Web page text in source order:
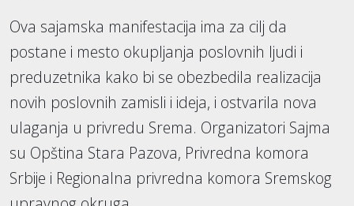
Ova sajamska manifestacija ima za cilj da
postane i mesto okupljanja poslovnih ljudi i
preduzetnika kako bi se obezbedila realizacija
novih poslovnih zamisli i ideja, i ostvarila nova
ulaganja u privredu Srema. Organizatori Sajma
su Opština Stara Pazova, Privredna komora
Srbije i Regionalna privredna komora Sremskog